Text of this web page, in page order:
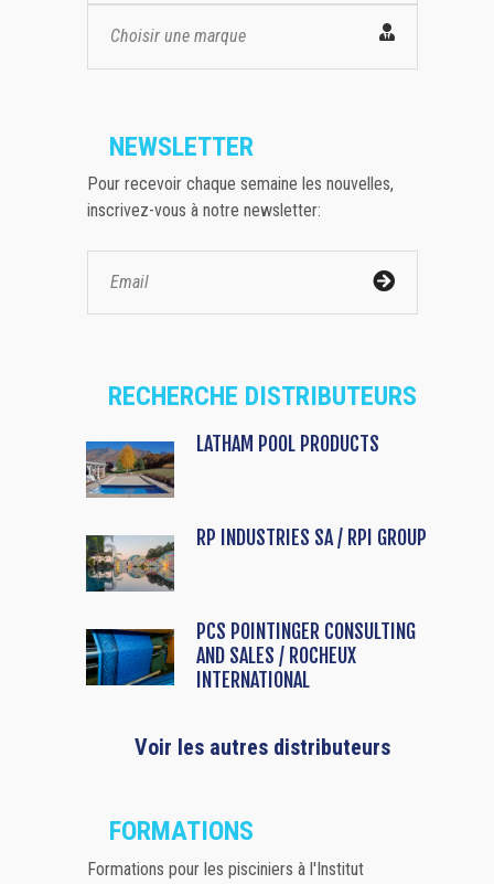
Choisir une marque
NEWSLETTER
Pour recevoir chaque semaine les nouvelles,
inscrivez-vous à notre newsletter:
RECHERCHE DISTRIBUTEURS
LATHAM POOL PRODUCTS
RP INDUSTRIES SA / RPI GROUP
PCS POINTINGER CONSULTING
AND SALES / ROCHEUX
INTERNATIONAL
Voir les autres distributeurs
FORMATIONS
Formations pour les pisciniers à l'Institut